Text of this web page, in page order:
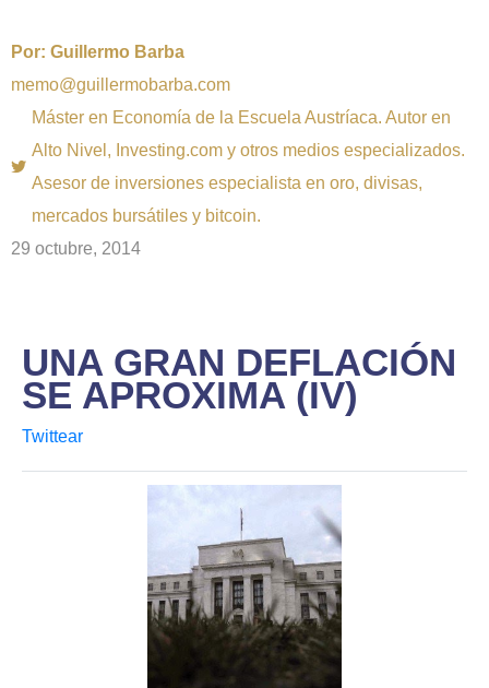
Por: Guillermo Barba
memo@guillermobarba.com
Máster en Economía de la Escuela Austríaca. Autor en
Alto Nivel, Investing.com y otros medios especializados.
Asesor de inversiones especialista en oro, divisas,
mercados bursátiles y bitcoin.
29 octubre, 2014
UNA GRAN DEFLACIÓN
SE APROXIMA (IV)
Twittear